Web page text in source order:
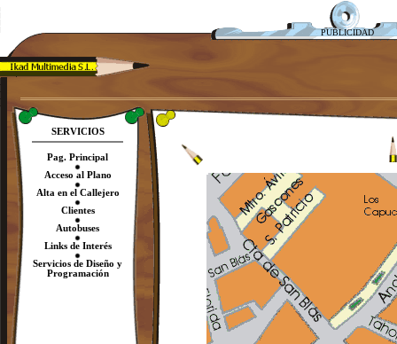
PUBLICIDAD
SERVICIOS
Pag. Principal
Acceso al Plano
Alta en el Callejero
Clientes
Autobuses
Links de Interés
Servicios de Diseño y
Programación